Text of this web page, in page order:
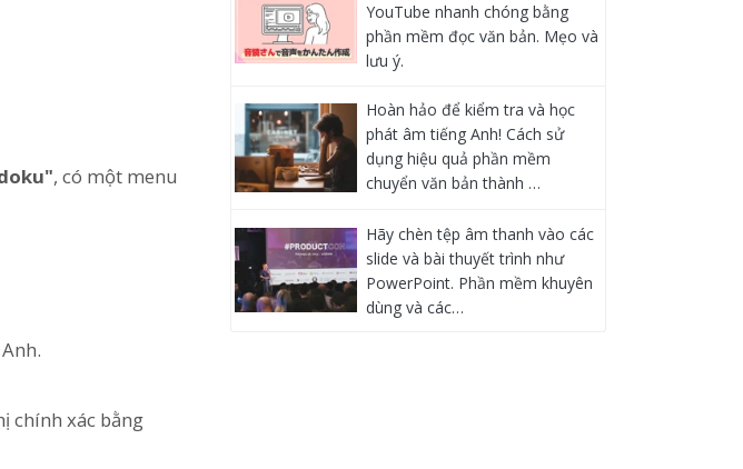
, có một menu
chính xác bằng
YouTube nhanh chóng bằng
phần mềm đọc văn bản. Mẹo và
lưu ý.
Hoàn hảo để kiểm tra và học
phát âm tiếng Anh! Cách sử
dụng hiệu quả phần mềm
chuyển văn bản thành …
Hãy chèn tệp âm thanh vào các
slide và bài thuyết trình như
PowerPoint. Phần mềm khuyên
dùng và các…